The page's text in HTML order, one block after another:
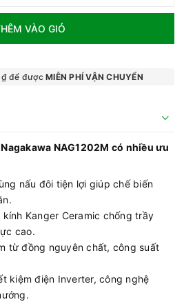
VÀO GIỎ
để đượcMIỄN PHÍ VẬN CHUYỂN
NAG1202M có nhiều ưu
nấu đôi tiện lợi giúp chế biến
Kanger Ceramic chống trầy
cao.
từ đồng nguyên chất, công suất
kiệm điện Inverter, công nghệ